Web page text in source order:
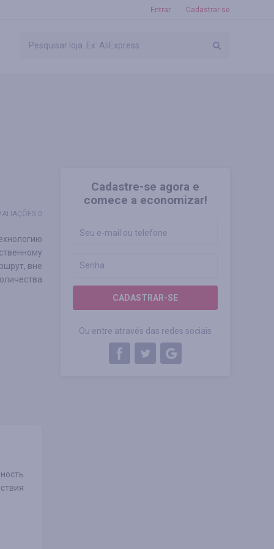
Entrar Cadastrar-se
Cadastre-se agora e
comece a economizar!
CADASTRAR-SE
Ou entre através das redes sociais
0
вне